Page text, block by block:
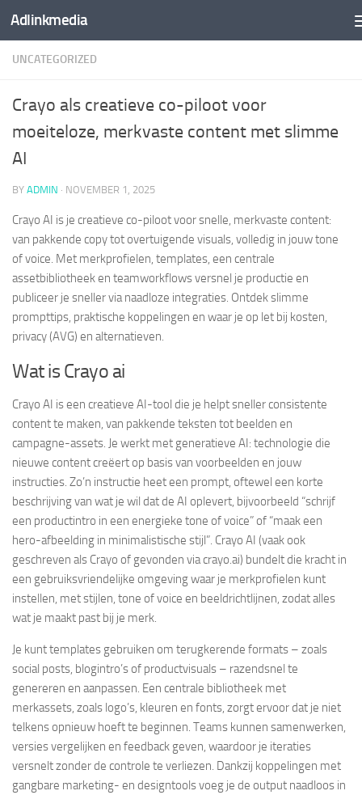
Skip to content
Adlinkmedia
UNCATEGORIZED
Crayo als creatieve co-piloot voor
moeiteloze, merkvaste content met slimme
AI
BY ADMIN · NOVEMBER 1, 2025
Crayo AI is je creatieve co-piloot voor snelle, merkvaste content:
van pakkende copy tot overtuigende visuals, volledig in jouw tone
of voice. Met merkprofielen, templates, een centrale
assetbibliotheek en teamworkflows versnel je productie en
publiceer je sneller via naadloze integraties. Ontdek slimme
prompttips, praktische koppelingen en waar je op let bij kosten,
privacy (AVG) en alternatieven.
Wat is Crayo ai
Crayo AI is een creatieve AI-tool die je helpt sneller consistente
content te maken, van pakkende teksten tot beelden en
campagne-assets. Je werkt met generatieve AI: technologie die
nieuwe content creëert op basis van voorbeelden en jouw
instructies. Zo’n instructie heet een prompt, oftewel een korte
beschrijving van wat je wil dat de AI oplevert, bijvoorbeeld “schrijf
een productintro in een energieke tone of voice” of “maak een
hero-afbeelding in minimalistische stijl”. Crayo AI (vaak ook
geschreven als Crayo of gevonden via crayo.ai) bundelt die kracht in
een gebruiksvriendelijke omgeving waar je merkprofielen kunt
instellen, met stijlen, tone of voice en beeldrichtlijnen, zodat alles
wat je maakt past bij je merk.
Je kunt templates gebruiken om terugkerende formats – zoals
social posts, blogintro’s of productvisuals – razendsnel te
genereren en aanpassen. Een centrale bibliotheek met
merkassets, zoals logo’s, kleuren en fonts, zorgt ervoor dat je niet
telkens opnieuw hoeft te beginnen. Teams kunnen samenwerken,
versies vergelijken en feedback geven, waardoor je iteraties
versnelt zonder de controle te verliezen. Dankzij koppelingen met
gangbare marketing- en designtools voeg je de output naadloos in